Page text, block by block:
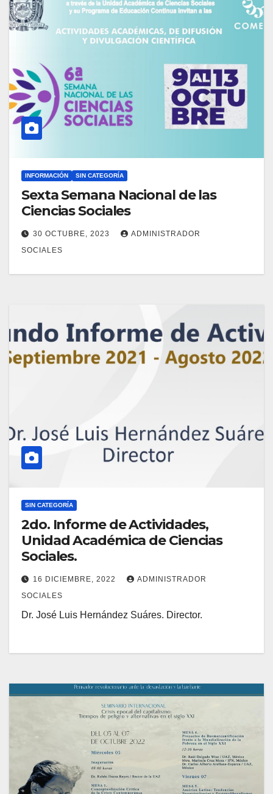
INFORMACIÓN SIN CATEGORÍA
Sexta Semana Nacional de las
Ciencias Sociales
30 OCTUBRE, 2023
ADMINISTRADOR
SOCIALES
SIN CATEGORÍA
2do. Informe de Actividades,
Unidad Académica de Ciencias
Sociales.
16 DICIEMBRE, 2022
ADMINISTRADOR
SOCIALES
Dr. José Luis Hernández Suáres. Director.